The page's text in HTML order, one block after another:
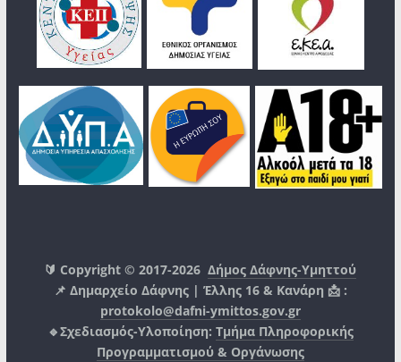
🔰 Copyright © 2017-2026Δήμος Δάφνης-Υμηττού
📌 Δημαρχείο Δάφνης | Έλλης 16 & Κανάρη 📩 :
protokolo@dafni-ymittos.gov.gr
🔹Σχεδιασμός-Υλοποίηση: Τμήμα Πληροφορικής
Προγραμματισμού & Οργάνωσης